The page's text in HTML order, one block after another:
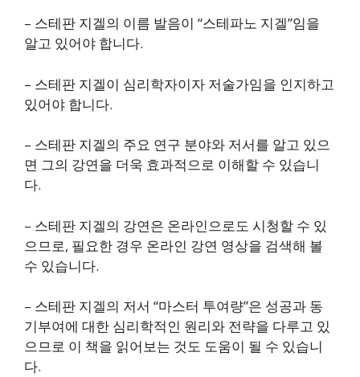
– 스테판 지겔의 이름 발음이 “스테파노 지겔”임을
알고 있어야 합니다.
– 스테판 지겔이 심리학자이자 저술가임을 인지하고
있어야 합니다.
– 스테판 지겔의 주요 연구 분야와 저서를 알고 있으
면 그의 강연을 더욱 효과적으로 이해할 수 있습니
다.
– 스테판 지겔의 강연은 온라인으로도 시청할 수 있
으므로, 필요한 경우 온라인 강연 영상을 검색해 볼
수 있습니다.
– 스테판 지겔의 저서 “마스터 투여량”은 성공과 동
기부여에 대한 심리학적인 원리와 전략을 다루고 있
으므로 이 책을 읽어보는 것도 도움이 될 수 있습니
다.